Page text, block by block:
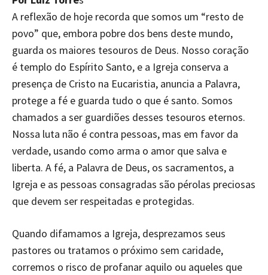
A reflexão de hoje recorda que somos um “resto de
povo” que, embora pobre dos bens deste mundo,
guarda os maiores tesouros de Deus. Nosso coração
é templo do Espírito Santo, e a Igreja conserva a
presença de Cristo na Eucaristia, anuncia a Palavra,
protege a fé e guarda tudo o que é santo. Somos
chamados a ser guardiões desses tesouros eternos.
Nossa luta não é contra pessoas, mas em favor da
verdade, usando como arma o amor que salva e
liberta. A fé, a Palavra de Deus, os sacramentos, a
Igreja e as pessoas consagradas são pérolas preciosas
que devem ser respeitadas e protegidas.
Quando difamamos a Igreja, desprezamos seus
pastores ou tratamos o próximo sem caridade,
corremos o risco de profanar aquilo ou aqueles que